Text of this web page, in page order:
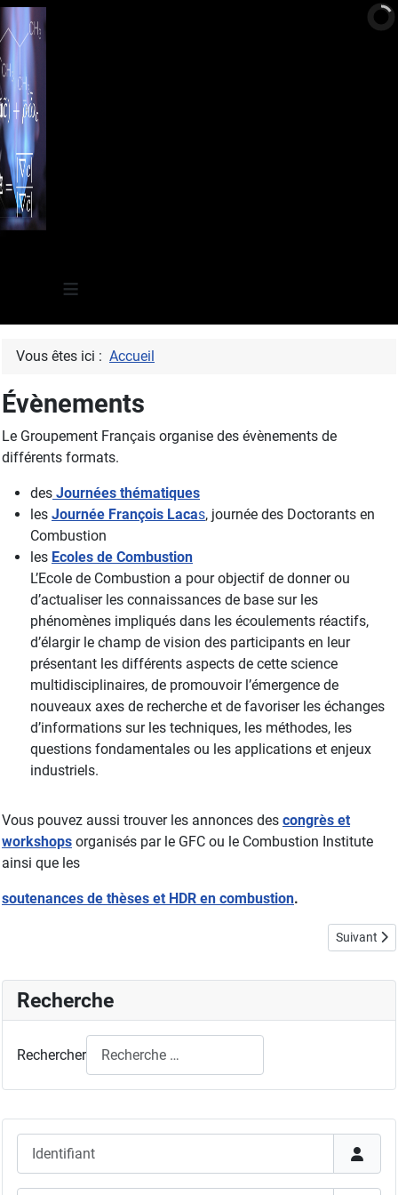
≡
Vous êtes ici : Accueil
Évènements
Le Groupement Français organise des évènements de
différents formats.
des Journées thématiques
les Journée François Lacas, journée des Doctorants en
Combustion
les Ecoles de Combustion
L’Ecole de Combustion a pour objectif de donner ou
d’actualiser les connaissances de base sur les
phénomènes impliqués dans les écoulements réactifs,
d’élargir le champ de vision des participants en leur
présentant les différents aspects de cette science
multidisciplinaires, de promouvoir l’émergence de
nouveaux axes de recherche et de favoriser les échanges
d’informations sur les techniques, les méthodes, les
questions fondamentales ou les applications et enjeux
industriels.
Vous pouvez aussi trouver les annonces des congrès et
workshops organisés par le GFC ou le Combustion Institute
ainsi que les
soutenances de thèses et HDR en combustion.
Article
Suivant
Recherche
Rechercher